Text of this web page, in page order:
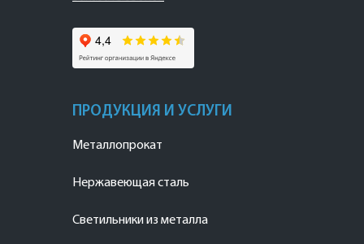
ПРОДУКЦИЯ И УСЛУГИ
Металлопрокат
Нержавеющая сталь
Светильники из металла